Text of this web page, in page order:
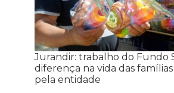
Jurandir: trabalho do Fundo
diferença na vida das famílias
pela entidade